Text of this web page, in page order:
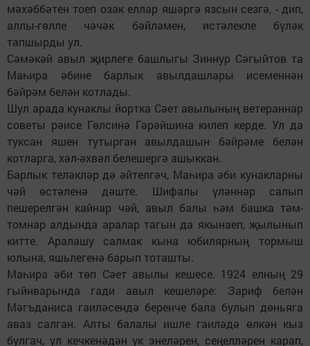
мәхәббәтен тоеп озак еллар яшәргә язсын сезгә, - дип,
аллы-гөлле чәчәк бәйләмен, истәлекле бүләк
тапшырды ул.
Сәмәкәй авыл җирлеге башлыгы Зиннур Сәгыйтов та
Маһира әбине барлык авылдашлары исеменнән
бәйрәм белән котлады.
Шул арада кунаклы йортка Сәет авылының ветераннар
советы рәисе Гөлсинә Гәрәйшина килеп керде. Ул да
туксан яшен тутырган авылдашын бәйрәме белән
котларга, хәл-әхвәл белешергә ашыккан.
Барлык теләкләр дә әйтелгәч, Маһира әби кунакларны
чәй өстәленә дәште. Шифалы үләннәр салып
пешерелгән кайнар чәй, авыл балы һәм башка тәм-
томнар алдында аралар тагын да якынаеп, җылынып
китте. Аралашу салмак кына юбилярның тормыш
юлына, яшьлегенә барып тоташты.
Маһира әби төп Сәет авылы кешесе. 1924 елның 29
гыйнварында гади авыл кешеләре: Зариф белән
Мәгъданиса гаиләсендә беренче бала булып дөньяга
аваз салган. Алты балалы ишле гаиләдә өлкән кыз
булгач, ул кечкенәдән үк энеләрен, сеңелләрен карап,